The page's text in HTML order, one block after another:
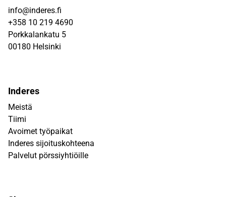
info@inderes.fi
+358 10 219 4690
Porkkalankatu 5
00180 Helsinki
Inderes
Meistä
Tiimi
Avoimet työpaikat
Inderes sijoituskohteena
Palvelut pörssiyhtiöille